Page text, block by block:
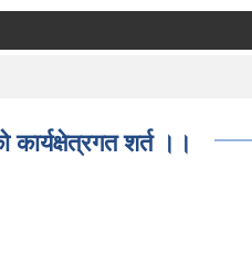
कार्यक्षेत्रगत शर्त ।।